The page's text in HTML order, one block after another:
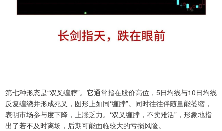
第七种形态是“双叉缠脖”。它通常指在股价高位，5日均线与10日均线
反复缠绕并形成死叉，图形上如同“缠脖”。同时往往伴随量能萎缩，
表明市场参与度下降，上涨乏力。“双叉缠脖，不卖难活”，形象地指
出了若不及时离场，后期可能面临较大的亏损风险。